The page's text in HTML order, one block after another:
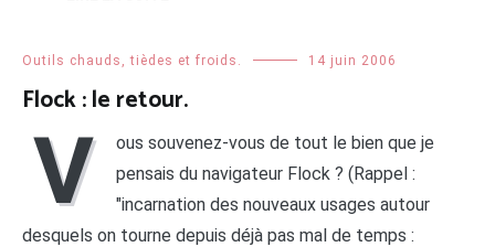
Outils chauds, tièdes et froids. 14 juin 2006
Flock : le retour.
V
ous souvenez-vous de tout le bien que je
pensais du navigateur Flock ? (Rappel :
"incarnation des nouveaux usages autour
desquels on tourne depuis déjà pas mal de temps :